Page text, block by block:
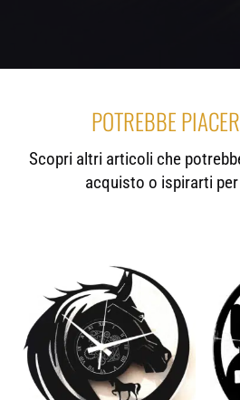
POTREBBE
Scopri altri articoli che
acquisto o ispirarti